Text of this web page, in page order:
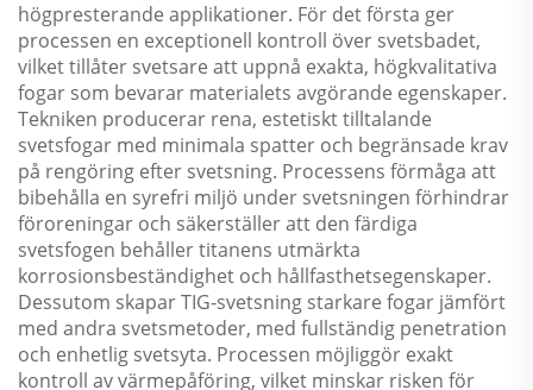
högpresterande applikationer. För det första ger
processen en exceptionell kontroll över svetsbadet,
vilket tillåter svetsare att uppnå exakta, högkvalitativa
fogar som bevarar materialets avgörande egenskaper.
Tekniken producerar rena, estetiskt tilltalande
svetsfogar med minimala spatter och begränsade krav
på rengöring efter svetsning. Processens förmåga att
bibehålla en syrefri miljö under svetsningen förhindrar
föroreningar och säkerställer att den färdiga
svetsfogen behåller titanens utmärkta
korrosionsbeständighet och hållfasthetsegenskaper.
Dessutom skapar TIG-svetsning starkare fogar jämfört
med andra svetsmetoder, med fullständig penetration
och enhetlig svetsyta. Processen möjliggör exakt
kontroll av värmepåföring, vilket minskar risken för